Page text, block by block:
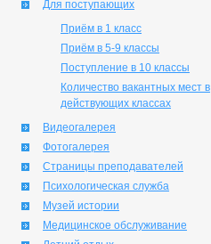
Для поступающих
Приём в 1 класс
Приём в 5-9 классы
Поступление в 10 классы
Количество вакантных мест в
действующих классах
Видеогалерея
Фотогалерея
Страницы преподавателей
Психологическая служба
Музей истории
Медицинское обслуживание